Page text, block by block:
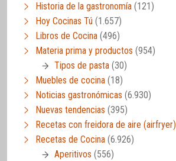
Historia de la gastronomía (121)
Hoy Cocinas Tú (1.657)
Libros de Cocina (496)
Materia prima y productos (954)
Tipos de pasta (30)
Muebles de cocina (18)
Noticias gastronómicas (6.930)
Nuevas tendencias (395)
Recetas con freidora de aire (airfryer)
Recetas de Cocina (6.926)
Aperitivos (556)